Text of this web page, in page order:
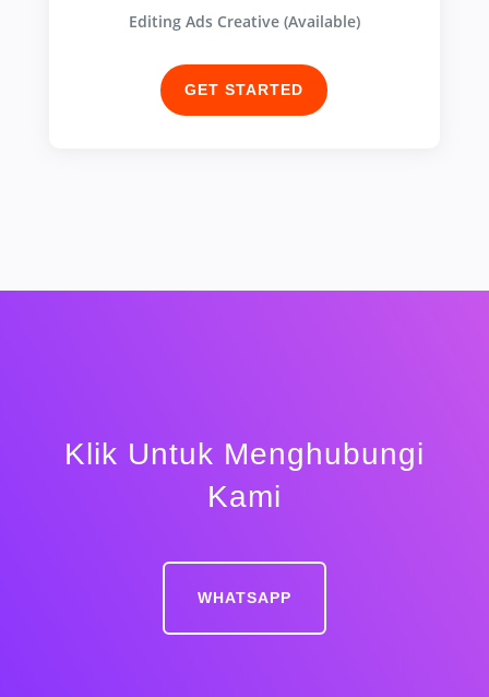
Editing Ads Creative (Available)
GET STARTED
Klik Untuk Menghubungi
Kami
WHATSAPP